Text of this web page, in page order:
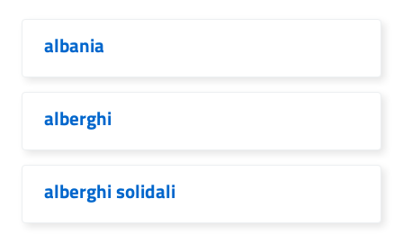
albania
alberghi
alberghi solidali